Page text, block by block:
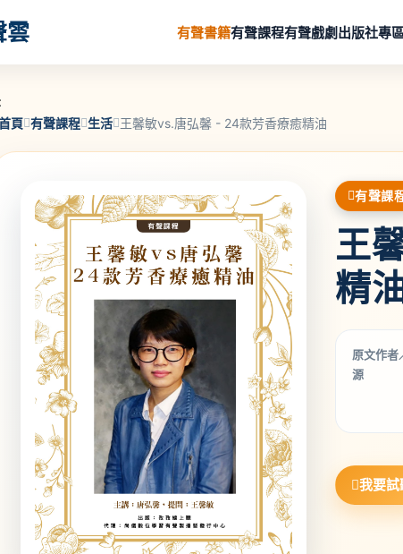
雲 有聲書籍有聲課程有聲戲劇 出版社專
頁 有聲課程 生活 王馨敏vs.唐弘馨 - 24款芳香療癒精油
有聲課
王
精
原文作者
源
我要試